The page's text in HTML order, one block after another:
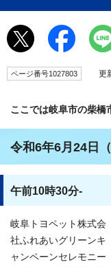
ページ番号1027803 更
ここでは岐阜市の柴橋
令和6年6月24日（
午前10時30分-
岐阜トヨペット株式会
社ふれあいグリーンキ
ャンペーンセレモニー